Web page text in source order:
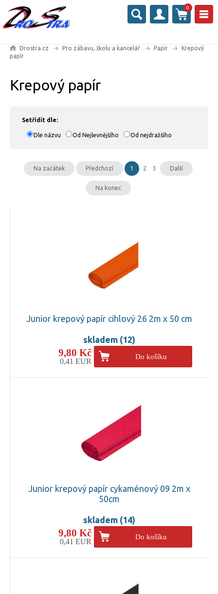
0
Drostra.cz Pro zábavu, školu a kancelář Papír
Krepový
papír
Krepový papír
Setřídit dle:
Dle názvu Od Nejlevnějšího Od nejdražšího
Na začátek Předchozí 1 2 3 Další
Na konec
Junior krepový papír cihlový 26 2m x 50 cm
skladem (12)
9,80 Kč
0,41 EUR
Do košíku
Junior krepový papír cykaménový 09 2m x
50cm
skladem (14)
9,80 Kč
0,41 EUR
Do košíku